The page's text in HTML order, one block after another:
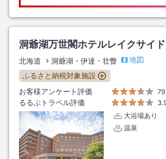
洞爺湖万世閣ホテルレイクサイ
北海道 洞爺湖・伊達・壮瞥
地図
ふるさと納税対象施設
お客様アンケート評価
るるぶトラベル評価
大浴場あり
温泉